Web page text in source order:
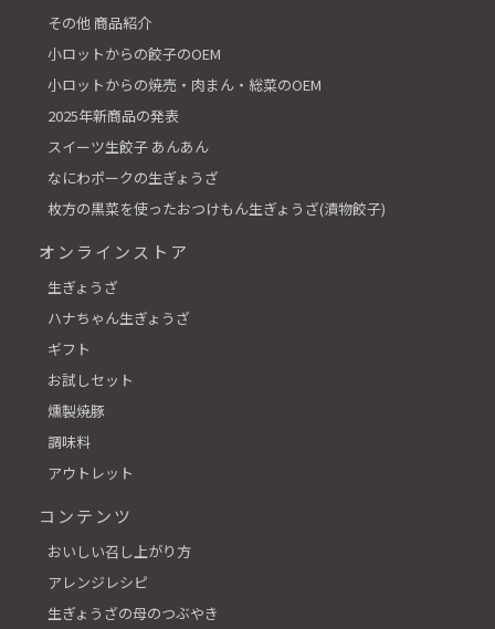
その他 商品紹介
小ロットからの餃子のOEM
小ロットからの焼売・肉まん・総菜のOEM
2025年新商品の発表
スイーツ生餃子 あんあん
なにわポークの生ぎょうざ
枚方の黒菜を使ったおつけもん生ぎょうざ(漬物餃子)
オンラインストア
生ぎょうざ
ハナちゃん生ぎょうざ
ギフト
お試しセット
燻製焼豚
調味料
アウトレット
コンテンツ
おいしい召し上がり方
アレンジレシピ
生ぎょうざの母のつぶやき